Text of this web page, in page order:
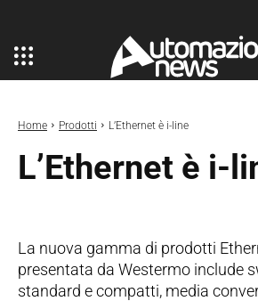
Home Prodotti L’Ethernet è i-line
L’Ethernet è i-
La nuova gamma di prodotti
presentata da Westermo include
standard e compatti, media